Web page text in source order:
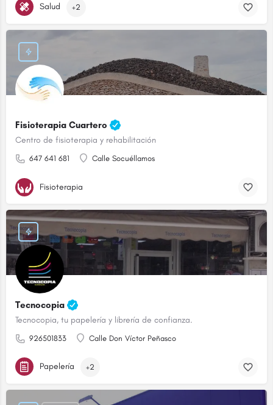
Salud +2
Fisioterapia Cuartero
Centro de fisioterapia y rehabilitación
647 641 681 Calle Socuéllamos
Fisioterapia
Tecnocopia
Tecnocopia, tu papelería y librería de confianza.
926501833 Calle Don Víctor Peñasco
Papelería +2